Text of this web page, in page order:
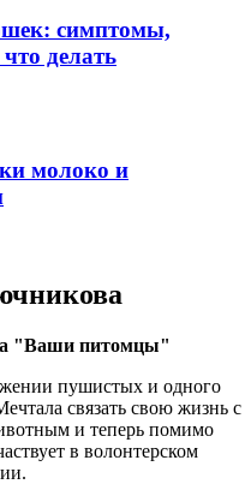
симптомы,
делать
молоко и
"Ваши питомцы"
пушистых и одного
связать свою жизнь с
и теперь помимо
в волонтерском